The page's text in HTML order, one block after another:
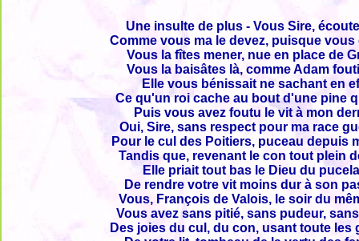
Une insulte de plus - Vous Sire,
Comme vous ma le devez, puisque vous
Vous la fîtes mener, nue en place de
Vous la baisâtes là, comme Adam
Elle vous bénissait ne sachant en
Ce qu'un roi cache au bout d'une pine
Puis vous avez foutu le vit à mon
Oui, Sire, sans respect pour ma race
Pour le cul des Poitiers, puceau depuis
Tandis que, revenant le con tout plein
Elle priait tout bas le Dieu du
De rendre votre vit moins dur à son
Vous, François de Valois, le soir du
Vous avez sans pitié, sans pudeur,
Des joies du cul, du con, usant toute les